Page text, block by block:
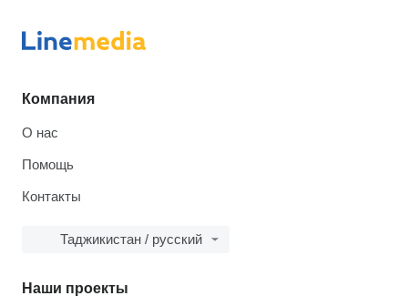
Компания
О нас
Помощь
Контакты
Таджикистан / русский
Наши проекты